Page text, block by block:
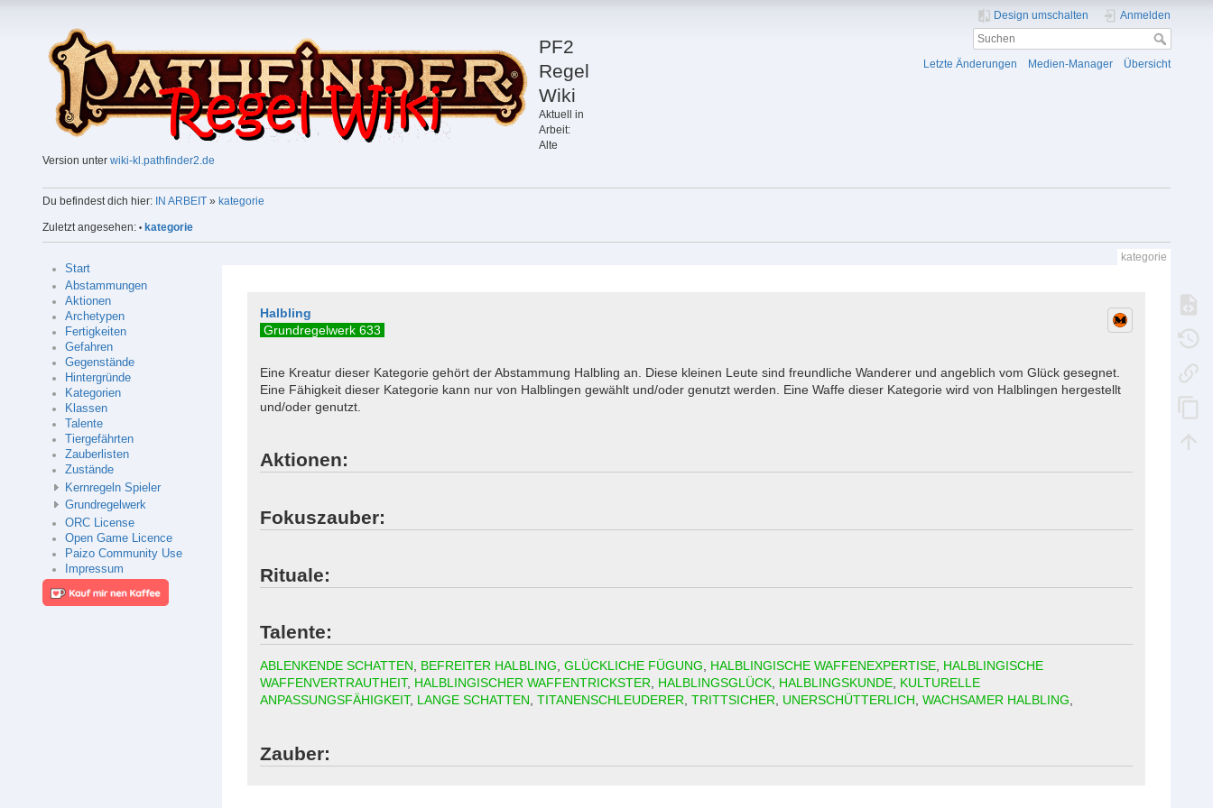
PF2
Regel
Wiki
Aktuell in
Arbeit:
Alte
Version unter wiki-kl.pathfinder2.de
Design umschalten Anmelden
Letzte Änderungen Medien-Manager Übersicht
Du befindest dich hier: IN ARBEIT» kategorie
Zuletzt angesehen: • kategorie
Start
Abstammungen
Aktionen
Archetypen
Fertigkeiten
Gefahren
Gegenstände
Hintergründe
Kategorien
Klassen
Talente
Tiergefährten
Zauberlisten
Zustände
Kernregeln Spieler
Grundregelwerk
ORC License
Open Game Licence
Paizo Community Use
Impressum
kategorie
Halbling
Grundregelwerk 633
Eine Kreatur dieser Kategorie gehört der Abstammung Halbling an. Diese kleinen Leute sind freundliche Wanderer und angeblich vom Glück gesegnet.
Eine Fähigkeit dieser Kategorie kann nur von Halblingen gewählt und/oder genutzt werden. Eine Waffe dieser Kategorie wird von Halblingen hergestellt
und/oder genutzt.
Aktionen:
Fokuszauber:
Rituale:
Talente:
ABLENKENDE SCHATTEN, BEFREITER HALBLING, GLÜCKLICHE FÜGUNG, HALBLINGISCHE WAFFENEXPERTISE, HALBLINGISCHE
WAFFENVERTRAUTHEIT, HALBLINGISCHER WAFFENTRICKSTER, HALBLINGSGLÜCK, HALBLINGSKUNDE, KULTURELLE
ANPASSUNGSFÄHIGKEIT, LANGE SCHATTEN, TITANENSCHLEUDERER, TRITTSICHER, UNERSCHÜTTERLICH, WACHSAMER HALBLING,
Zauber: